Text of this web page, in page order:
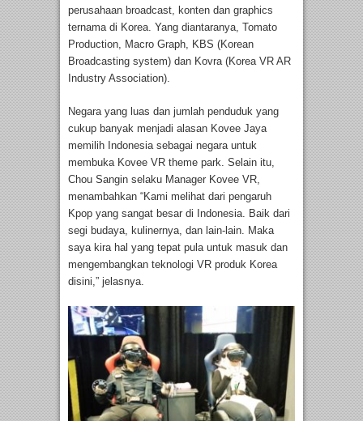
perusahaan broadcast, konten dan graphics
ternama di Korea. Yang diantaranya, Tomato
Production, Macro Graph, KBS (Korean
Broadcasting system) dan Kovra (Korea VR AR
Industry Association).
Negara yang luas dan jumlah penduduk yang
cukup banyak menjadi alasan Kovee Jaya
memilih Indonesia sebagai negara untuk
membuka Kovee VR theme park. Selain itu,
Chou Sangin selaku Manager Kovee VR,
menambahkan “Kami melihat dari pengaruh
Kpop yang sangat besar di Indonesia. Baik dari
segi budaya, kulinernya, dan lain-lain. Maka
saya kira hal yang tepat pula untuk masuk dan
mengembangkan teknologi VR produk Korea
disini,” jelasnya.